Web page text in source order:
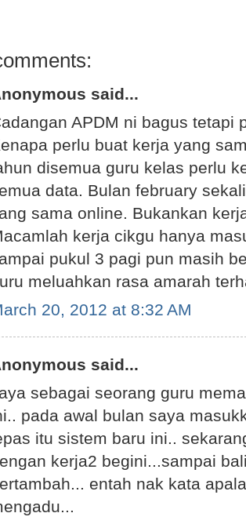
said...
APDM ni bagus tetapi
perlu buat kerja yang
disemua guru kelas perlu
data. Bulan february
sama online. Bukankan
kerja cikgu hanya
pukul 3 pagi pun masih
meluahkan rasa amarah
20, 2012 at 8:32 AM
said...
sebagai seorang guru
pada awal bulan saya
itu sistem baru ini..
kerja2 begini...sampai
entah nak kata